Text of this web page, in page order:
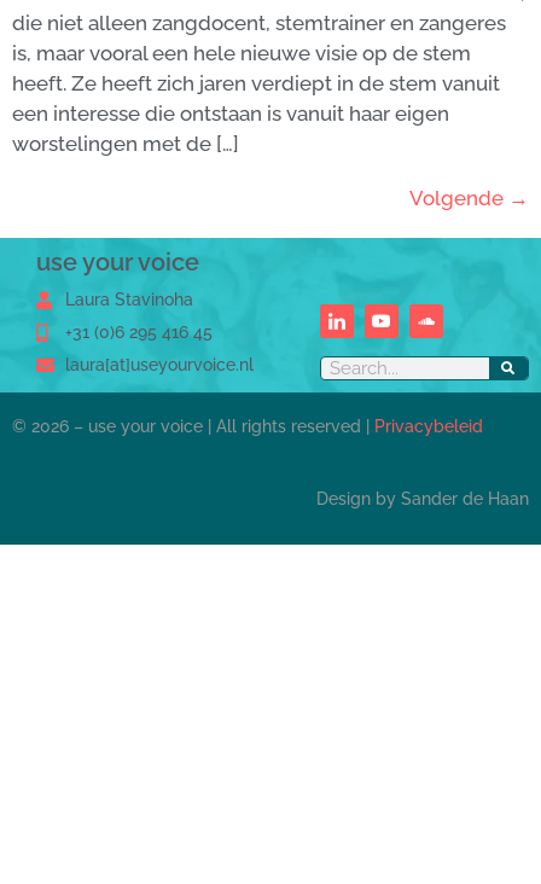
die niet alleen zangdocent, stemtrainer en zangeres
is, maar vooral een hele nieuwe visie op de stem
heeft. Ze heeft zich jaren verdiept in de stem vanuit
een interesse die ontstaan is vanuit haar eigen
worstelingen met de […]
Volgende →
use your voice
Laura Stavinoha
+31 (0)6 295 416 45
laura[at]useyourvoice.nl
© 2026 – use your voice | All rights reserved | Privacybeleid
Design by Sander de Haan